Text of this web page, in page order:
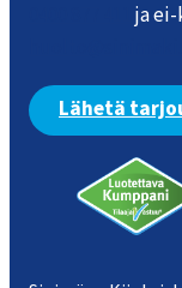
ja
Lähetä